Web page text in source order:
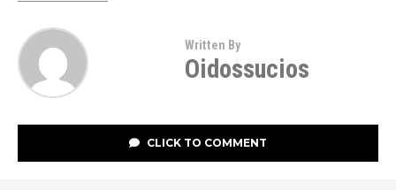
Written By
Oidossucios
CLICK TO COMMENT